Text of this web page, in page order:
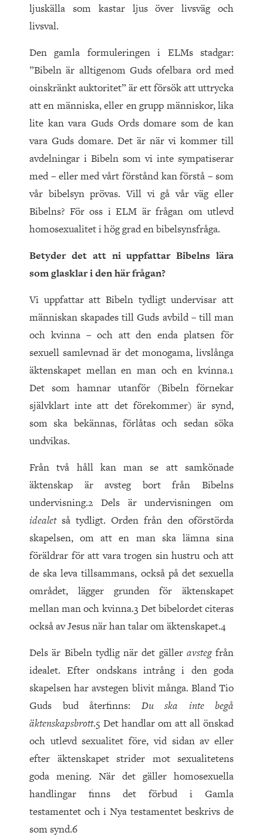
ljuskälla som kastar ljus över livsväg och
livsval.
Den gamla formuleringen i ELMs stadgar:
”Bibeln är alltigenom Guds ofelbara ord med
oinskränkt auktoritet” är ett försök att uttrycka
att en människa, eller en grupp människor, lika
lite kan vara Guds Ords domare som de kan
vara Guds domare. Det är när vi kommer till
avdelningar i Bibeln som vi inte sympatiserar
med – eller med vårt förstånd kan förstå – som
vår bibelsyn prövas. Vill vi gå vår väg eller
Bibelns? För oss i ELM är frågan om utlevd
homosexualitet i hög grad en bibelsynsfråga.
Betyder det att ni uppfattar Bibelns lära
som glasklar i den här frågan?
Vi uppfattar att Bibeln tydligt undervisar att
människan skapades till Guds avbild – till man
och kvinna – och att den enda platsen för
sexuell samlevnad är det monogama, livslånga
äktenskapet mellan en man och en kvinna.1
Det som hamnar utanför (Bibeln förnekar
självklart inte att det förekommer) är synd,
som ska bekännas, förlåtas och sedan söka
undvikas.
Från två håll kan man se att samkönade
äktenskap är avsteg bort från Bibelns
undervisning.2 Dels är undervisningen om
idealet så tydligt. Orden från den oförstörda
skapelsen, om att en man ska lämna sina
föräldrar för att vara trogen sin hustru och att
de ska leva tillsammans, också på det sexuella
området, lägger grunden för äktenskapet
mellan man och kvinna.3 Det bibelordet citeras
också av Jesus när han talar om äktenskapet.4
Dels är Bibeln tydlig när det gäller avsteg från
idealet. Efter ondskans intrång i den goda
skapelsen har avstegen blivit många. Bland Tio
Guds bud återfinns: Du ska inte begå
äktenskapsbrott.5 Det handlar om att all önskad
och utlevd sexualitet före, vid sidan av eller
efter äktenskapet strider mot sexualitetens
goda mening. När det gäller homosexuella
handlingar finns det förbud i Gamla
testamentet och i Nya testamentet beskrivs de
som synd.6